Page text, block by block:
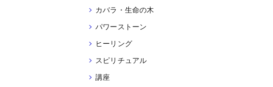
カバラ・生命の木
パワーストーン
ヒーリング
スピリチュアル
講座